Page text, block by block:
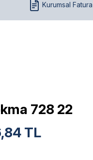
Kurumsal Fatura
728 22
TL